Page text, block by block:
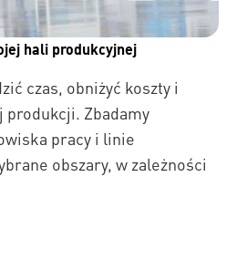
hali produkcyjnej
czas, obniżyć koszty i
produkcji. Zbadamy
pracy i linie
obszary, w zależności